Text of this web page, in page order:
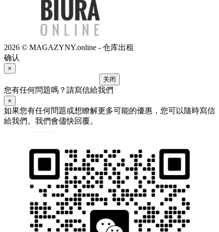
2026 © MAGAZYNY.online - 仓库出租
确认
×
关闭
您有任何問題嗎？請寫信給我們
×
如果您有任何問題或想瞭解更多可能的優惠，您可以隨時寫信
給我們。我們會儘快回覆。